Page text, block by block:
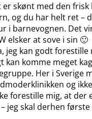
er skønt med den
og du har helt ret –
i barnevognen. Det
elsker at sove i sin 🙂
jeg kan godt forestille
kan komme meget
Her i Sverige
og
forestille mig, at der
jeg skal derhen